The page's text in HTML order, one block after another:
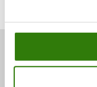
Kilotveks.fi